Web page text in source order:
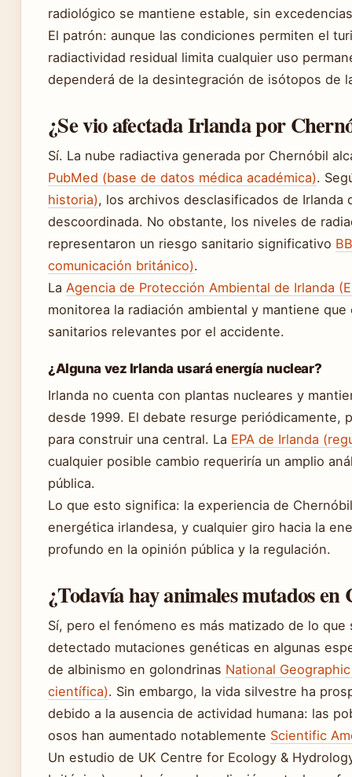
radiológico se mantiene estable, sin
El patrón: aunque las condiciones permiten el
radiactividad residual limita cualquier uso
dependerá de la desintegración de isótopos de
¿Se vio afectada Irlanda por
Sí. La nube radiactiva generada por Chernóbil
PubMed (base de datos médica académica).
historia), los archivos desclasificados de Irlanda
descoordinada. No obstante, los niveles de
representaron un riesgo sanitario significativo
comunicación británico).
La Agencia de Protección Ambiental de Irlanda
monitorea la radiación ambiental y mantiene
sanitarios relevantes por el accidente.
¿Alguna vez Irlanda usará energía nuclear?
Irlanda no cuenta con plantas nucleares y
desde 1999. El debate resurge periódicamente,
para construir una central. La EPA de Irlanda
cualquier posible cambio requeriría un amplio
pública.
Lo que esto significa: la experiencia de
energética irlandesa, y cualquier giro hacia la
profundo en la opinión pública y la regulación.
¿Todavía hay animales mutados
Sí, pero el fenómeno es más matizado de lo que
detectado mutaciones genéticas en algunas
de albinismo en golondrinas National
científica). Sin embargo, la vida silvestre ha
debido a la ausencia de actividad humana: las
osos han aumentado notablemente Scientific
Un estudio de UK Centre for Ecology &